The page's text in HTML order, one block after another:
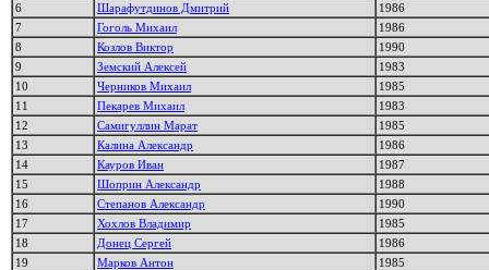
6
Шарафутдинов Дмитрий
1986
7
Гоголь Михаил
1986
8
Козлов Виктор
1990
9
Земский Алексей
1983
10
Черников Михаил
1985
11
Пекарев Михаил
1983
12
Самигуллин Марат
1985
13
Калина Александр
1986
14
Кауров Иван
1987
15
Шоприн Александр
1988
16
Степанов Александр
1990
17
Хохлов Владимир
1985
18
Донец Сергей
1986
19
Марков Антон
1985